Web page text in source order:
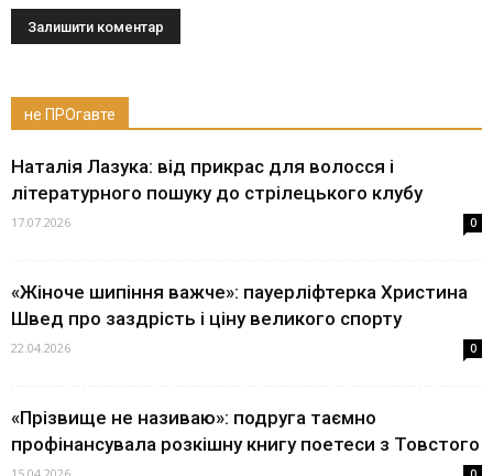
не ПРОгавте
Наталія Лазука: від прикрас для волосся і
літературного пошуку до стрілецького клубу
17.07.2026 0
«Жіноче шипіння важче»: пауерліфтерка Христина
Швед про заздрість і ціну великого спорту
22.04.2026 0
«Прізвище не називаю»: подруга таємно
профінансувала розкішну книгу поетеси з Товстого